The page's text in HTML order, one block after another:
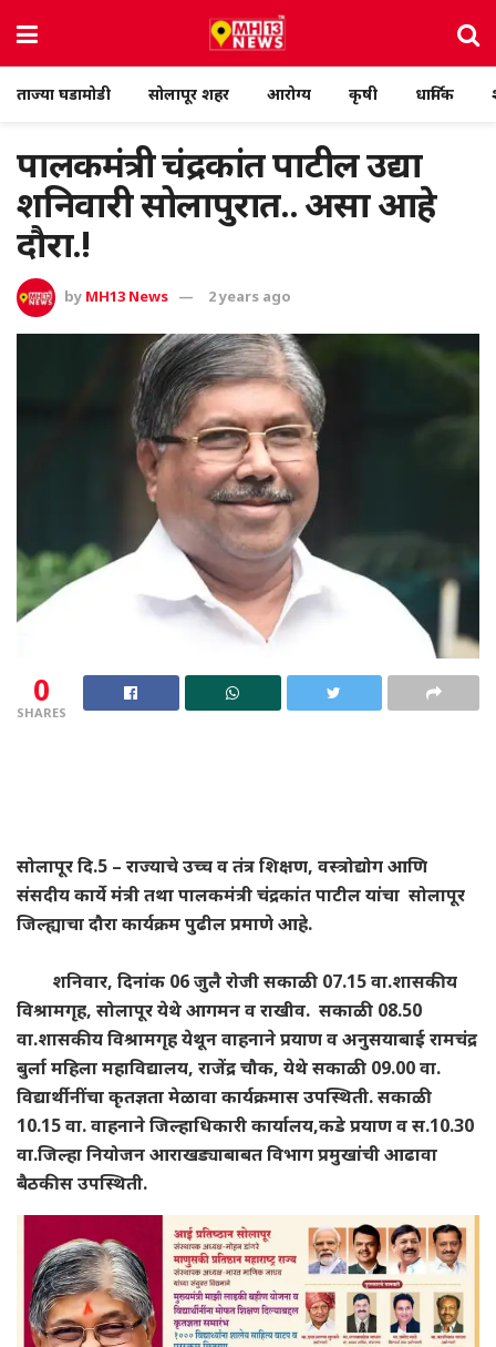
ताज्या घडामोडी सोलापूर शहर आरोग्य कृषी धार्मिक
पालकमंत्री चंद्रकांत पाटील उद्या
शनिवारी सोलापुरात.. असा आहे
दौरा.!
by MH13 News 2 years ago
0
SHARES
सोलापूर दि.5 – राज्याचे उच्च व तंत्र शिक्षण, वस्त्रोद्योग आणि
संसदीय कार्ये मंत्री तथा पालकमंत्री चंद्रकांत पाटील यांचा सोलापूर
जिल्ह्याचा दौरा कार्यक्रम पुढील प्रमाणे आहे.
शनिवार, दिनांक 06 जुलै रोजी सकाळी 07.15 वा.शासकीय
विश्रामगृह, सोलापूर येथे आगमन व राखीव. सकाळी 08.50
वा.शासकीय विश्रामगृह येथून वाहनाने प्रयाण व अनुसयाबाई रामचंद्र
बुर्ला महिला महाविद्यालय, राजेंद्र चौक, येथे सकाळी 09.00 वा.
विद्यार्थीनींचा कृतज्ञता मेळावा कार्यक्रमास उपस्थिती. सकाळी
10.15 वा. वाहनाने जिल्हाधिकारी कार्यालय,कडे प्रयाण व स.10.30
वा.जिल्हा नियोजन आराखड्याबाबत विभाग प्रमुखांची आढावा
बैठकीस उपस्थिती.